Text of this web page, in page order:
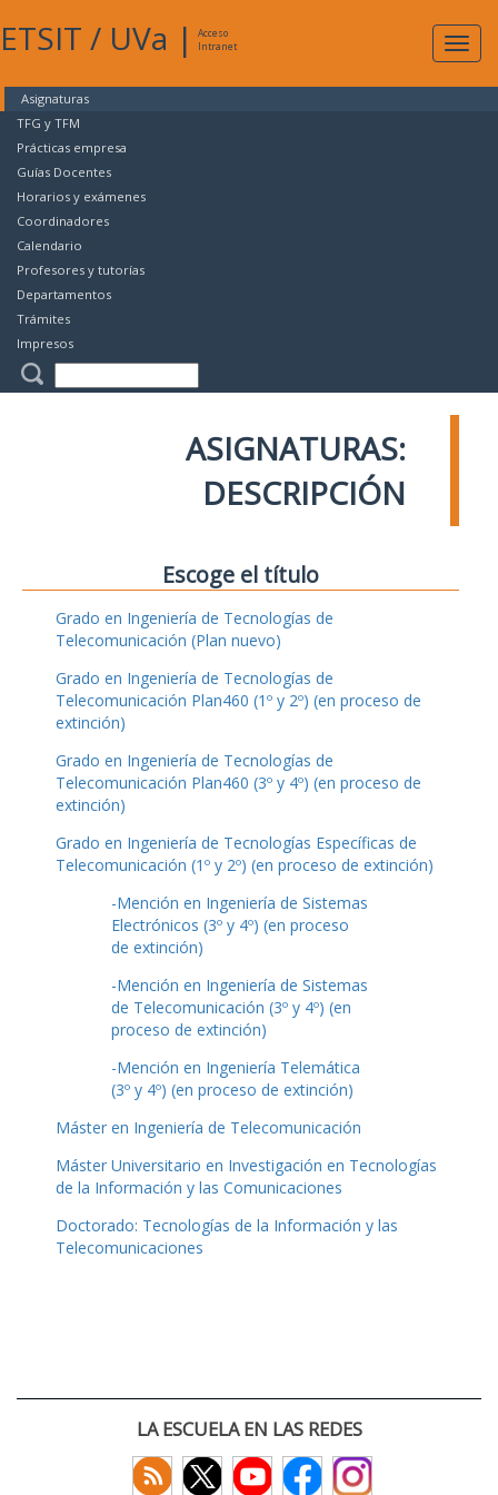
ETSIT / UVa |
Acceso
Intranet
Asignaturas
TFG y TFM
Prácticas empresa
Guías Docentes
Horarios y exámenes
Coordinadores
Calendario
Profesores y tutorías
Departamentos
Trámites
Impresos
ASIGNATURAS:
DESCRIPCIÓN
Escoge el título
Grado en Ingeniería de Tecnologías de
Telecomunicación (Plan nuevo)
Grado en Ingeniería de Tecnologías de
Telecomunicación Plan460 (1º y 2º) (en proceso de
extinción)
Grado en Ingeniería de Tecnologías de
Telecomunicación Plan460 (3º y 4º) (en proceso de
extinción)
Grado en Ingeniería de Tecnologías Específicas de
Telecomunicación (1º y 2º) (en proceso de extinción)
-Mención en Ingeniería de Sistemas
Electrónicos (3º y 4º) (en proceso
de extinción)
-Mención en Ingeniería de Sistemas
de Telecomunicación (3º y 4º) (en
proceso de extinción)
-Mención en Ingeniería Telemática
(3º y 4º) (en proceso de extinción)
Máster en Ingeniería de Telecomunicación
Máster Universitario en Investigación en Tecnologías
de la Información y las Comunicaciones
Doctorado: Tecnologías de la Información y las
Telecomunicaciones
LA ESCUELA EN LAS REDES